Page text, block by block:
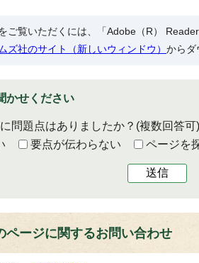
ご覧いただくには、「Adobe（R）
ズ社のサイト（新しいウィンドウ） からダ
かせください
問題点はありましたか？ (複数回答可)
要点が伝わらない ページを
送信
ページに関するお問い合わせ